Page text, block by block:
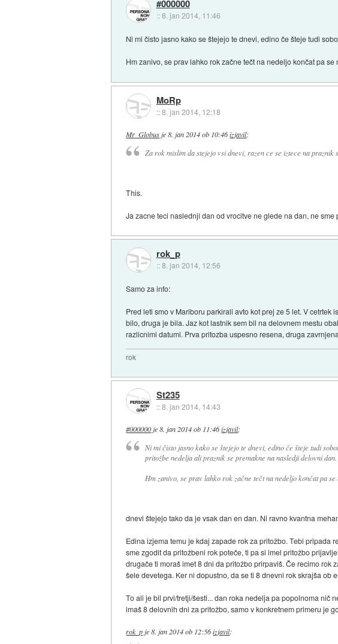
#000000
::8. jan 2014, 11:46
Ni mi čisto jasno kako se štejejo te dnevi, edino če šteje tudi
Hm zanivo, se prav lahko rok začne tečt na nedeljo končat pa se
MoRp
::8. jan 2014, 12:18
Mr_Globusje8. jan 2014 ob 10:46 izjavil:
Za rok mislim da stejejo vsi dnevi, razen ce se iztece na praznik
This.
Ja zacne teci naslednji dan od vrocitve ne glede na dan, ne sme
rok_p
::8. jan 2014, 12:56
Samo za info:
Pred leti smo v Mariboru parkirali avto kot prej ze 5 let. V
bilo, druga je bila. Jaz kot lastnik sem bil na delovnem mestu
razlicnimi datumi. Prva pritozba uspesno resena, druga
rok
St235
::8. jan 2014, 14:43
#000000je8. jan 2014 ob 11:46 izjavil:
Ni mi čisto jasno kako se štejejo te dnevi, edino če šteje tudi
pritožbe nedelja ali praznik se premakne na nasledji delovni dan.
Hm zanivo, se prav lahko rok začne tečt na nedeljo končat pa se
dnevi štejejo tako da je vsak dan en dan. Ni ravno kvantna
Edina izjema temu je kdaj zapade rok za pritožbo. Tebi pripada
sme zgodit da pritožbeni rok poteče, ti pa si imel pritožbo
drugače ti moraš imet 8 dni da pritožbo prirpaviš. Če recimo
šele devetega. Ker ni dopustno, da se ti 8 dnevni rok skrajša
To ali je bil prvi/tretji/šesti... dan roka nedelja pa popolnoma nič
imaš 8 delovnih dni za pritožbo, samo v konkretnem primeru je
rok_p je8. jan 2014 ob 12:56 izjavil: